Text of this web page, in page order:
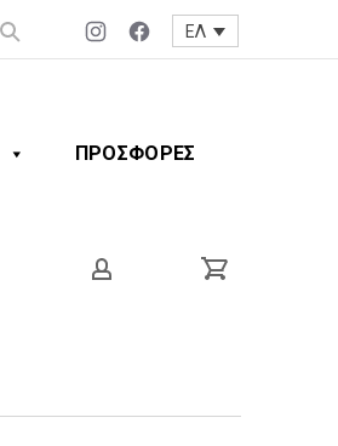
Νέο
Νέο
ΕΛ
ΠΡΟΣΦΟΡΕΣ